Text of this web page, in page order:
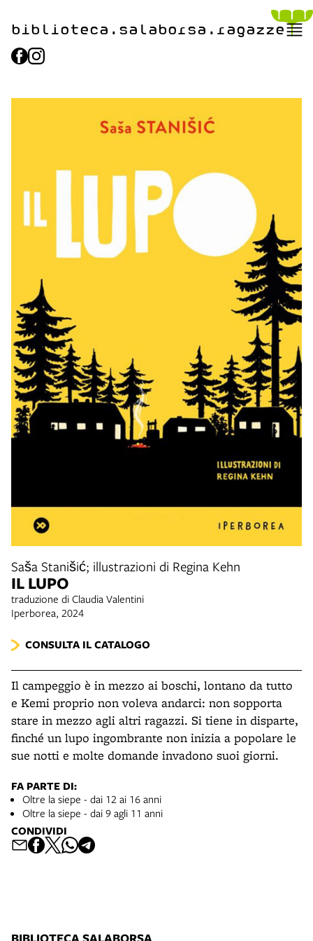
biblioteca.​salaborsa.ragazze
Saša Stanišić; illustrazioni di Regina Kehn
IL LUPO
traduzione di Claudia Valentini
Iperborea, 2024
CONSULTA IL CATALOGO
Il campeggio è in mezzo ai boschi, lontano da tutto
e Kemi proprio non voleva andarci: non sopporta
stare in mezzo agli altri ragazzi. Si tiene in disparte,
finché un lupo ingombrante non inizia a popolare le
sue notti e molte domande invadono suoi giorni.
FA PARTE DI:
Oltre la siepe - dai 12 ai 16 anni
Oltre la siepe - dai 9 agli 11 anni
CONDIVIDI